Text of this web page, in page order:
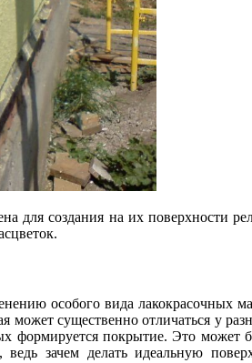
для создания на их
особого вида лакокрасочных
существенно отличаться у
формируется покрытие. Это
зачем делать идеальную